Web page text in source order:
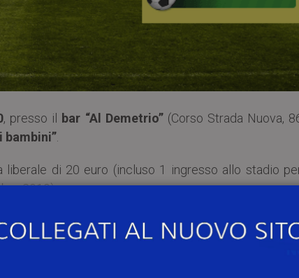
, presso il bar “Al Demetrio”(Corso Strada Nuova,
bambini”
liberale di 20 euro (incluso 1 ingresso allo stadio
2019).